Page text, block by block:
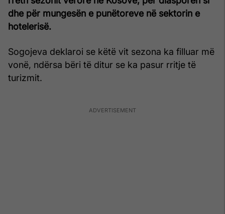
dhe për mungesën e punëtoreve në sektorin e
hotelerisë.
Sogojeva deklaroi se këtë vit sezona ka filluar më
vonë, ndërsa bëri të ditur se ka pasur rritje të
turizmit.